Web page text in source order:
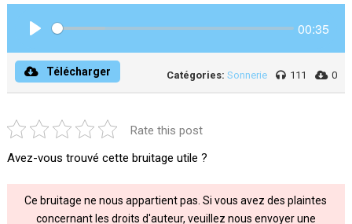
00:35
Télécharger Catégories: Sonnerie 111 0
Rate this post
Avez-vous trouvé cette bruitage utile ?
Ce bruitage ne nous appartient pas. Si vous avez des plaintes
concernant les droits d'auteur, veuillez nous envoyer une